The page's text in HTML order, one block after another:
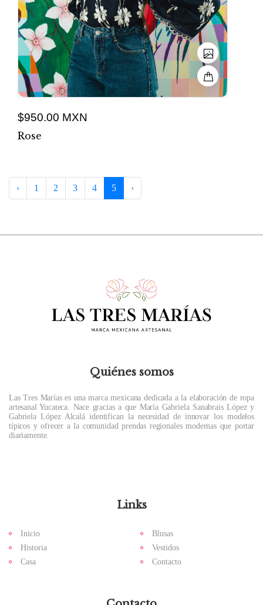
$950.00 MXN
Rose
‹ 1 2 3 4 5 ›
Quiénes somos
Las Tres Marías es una marca mexicana dedicada a la elaboración de ropa
artesanal Yucateca. Nace gracias a que María Gabriela Sanabrais López y
Gabriela López Alcalá identifican la necesidad de innovar los modelos
típicos y ofrecer a la comunidad prendas regionales modernas que portar
diariamente.
Links
Inicio
Historia
Casa
Blusas
Vestidos
Contacto